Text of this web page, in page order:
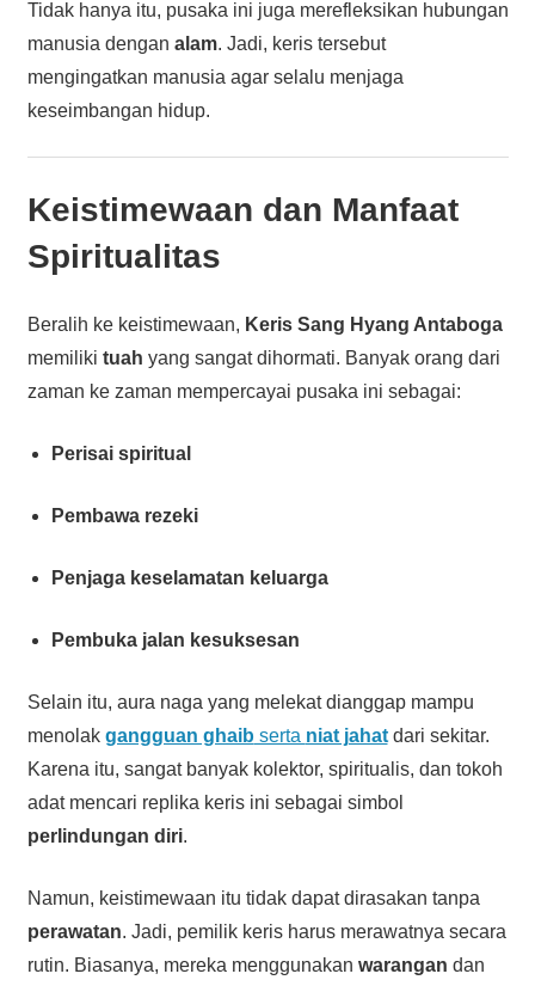
Tidak hanya itu, pusaka ini juga merefleksikan hubungan
manusia dengan alam. Jadi, keris tersebut
mengingatkan manusia agar selalu menjaga
keseimbangan hidup.
Keistimewaan dan Manfaat
Spiritualitas
Beralih ke keistimewaan, Keris Sang Hyang Antaboga
memiliki tuah yang sangat dihormati. Banyak orang dari
zaman ke zaman mempercayai pusaka ini sebagai:
Perisai spiritual
Pembawa rezeki
Penjaga keselamatan keluarga
Pembuka jalan kesuksesan
Selain itu, aura naga yang melekat dianggap mampu
menolak gangguan ghaib serta niat jahatdari sekitar.
Karena itu, sangat banyak kolektor, spiritualis, dan tokoh
adat mencari replika keris ini sebagai simbol
perlindungan diri.
Namun, keistimewaan itu tidak dapat dirasakan tanpa
perawatan. Jadi, pemilik keris harus merawatnya secara
rutin. Biasanya, mereka menggunakan warangan dan